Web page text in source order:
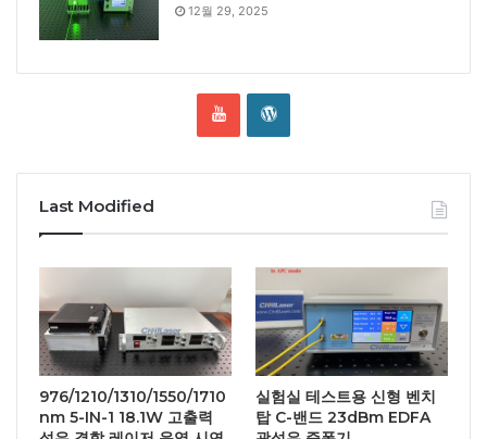
12월 29, 2025
Last Modified
976/1210/1310/1550/1710
nm 5-IN-1 18.1W 고출력
실험실 테스트용 신형 벤치
탑 C-밴드 23dBm EDFA